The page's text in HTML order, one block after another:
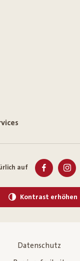
auf
Kontrast erhöhen
Datenschutz